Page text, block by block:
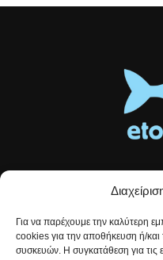
Για να παρέχουμε την καλύτερη
cookies για την αποθήκευση ή/
συσκευών. Η συγκατάθεση για τις
Τοπικές ειδήσεις,
Αρθρογραφία που συνδέει,